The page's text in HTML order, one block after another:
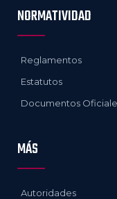
NORMATIVIDAD
Reglamentos
Estatutos
Documentos
MÁS
Autoridades